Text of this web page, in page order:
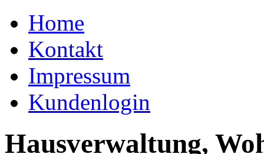
Home
Kontakt
Impressum
Kundenlogin
Hausverwaltung,